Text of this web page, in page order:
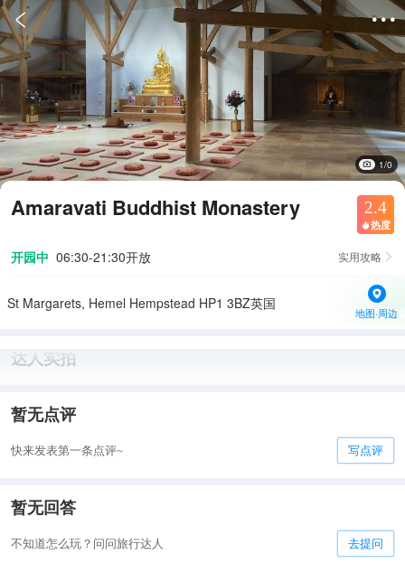
 
1/0
Amaravati Buddhist Monastery 2.4
 热度
开园中 06:30-21:30开放 实用攻略 
St Margarets, Hemel Hempstead HP1 3BZ英国
地图·周边
达人实拍
暂无点评
快来发表第一条点评~ 写点评
暂无回答
不知道怎么玩？问问旅行达人 去提问